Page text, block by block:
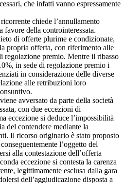
che infatti vanno espressamente
chiede l’annullamento
favore della controinteressata.
di offerte plurime e condizionate,
propria offerta, con riferimento alle
regolazione premio. Mentre il ribasso
in sede di regolazione premio i
in considerazione delle diverse
alle retribuzioni loro
avversato da parte della società
con due eccezioni di
eccezione si deduce l’impossibilità
del contendere mediante la
Il ricorso originario è stato proposto
l’oggetto del
alla contestazione dell’offerta
eccezione si contesta la carenza
legittimamente esclusa dalla gara
dell’aggiudicazione disposta a